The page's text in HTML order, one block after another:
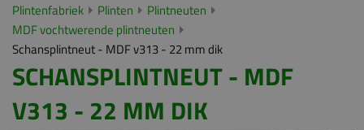
Plintenfabriek Plinten
Plintneuten
MDF vochtwerende plintneuten
Schansplintneut - MDF v313 - 22 mm dik
SCHANSPLINTNEUT - MDF
V313 - 22 MM DIK